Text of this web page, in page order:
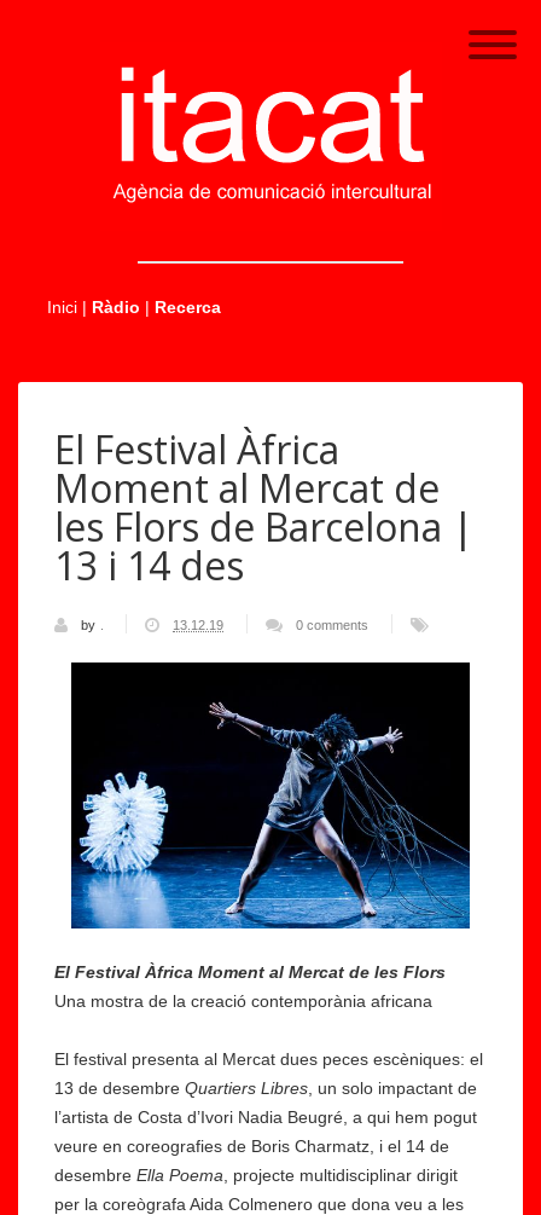
Inici | Ràdio | Recerca
El Festival Àfrica
Moment al Mercat de
les Flors de Barcelona |
13 i 14 des
by 13.12.19 0 comments
El Festival Àfrica Moment al Mercat de les Flors
Una mostra de la creació contemporània africana
El festival presenta al Mercat dues peces escèniques: el
13 de desembre Quartiers Libres , un solo impactant de
l’artista de Costa d’Ivori Nadia Beugré, a qui hem pogut
veure en coreografies de Boris Charmatz, i el 14 de
desembre Ella Poema , projecte multidisciplinar dirigit
per la coreògrafa Aida Colmenero que dona veu a les